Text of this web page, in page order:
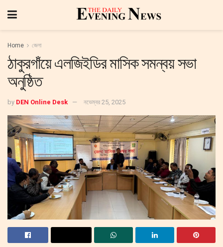
Home জেলা
ঠাকুরগাঁয়ে এলজিইডির মাসিক সমন্বয় সভা
অনুষ্ঠিত
by DEN Online Desk নভেম্বর 25, 2025